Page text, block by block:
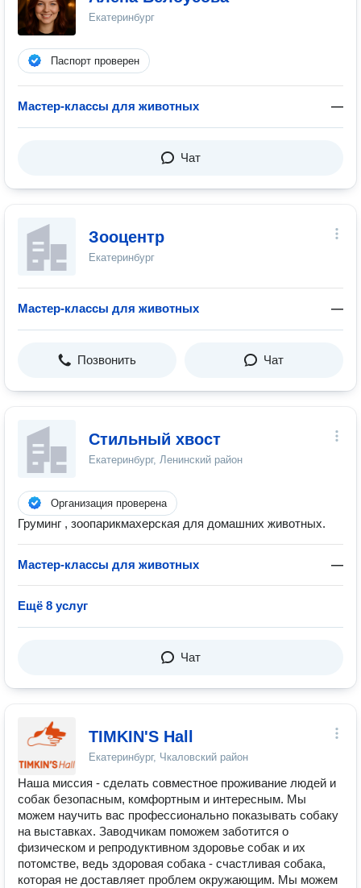
Екатеринбург
Паспорт проверен
Мастер-классы для животных —
Чат
Зооцентр
Екатеринбург
Мастер-классы для животных —
Позвонить Чат
Стильный хвост
Екатеринбург, Ленинский район
Организация проверена
Груминг , зоопарикмахерская для домашних животных.
Мастер-классы для животных —
Ещё 8 услуг
Чат
TIMKIN'S Hall
Екатеринбург, Чкаловский район
Наша миссия - сделать совместное проживание людей и
собак безопасным, комфортным и интересным. Мы
можем научить вас профессионально показывать собаку
на выставках. Заводчикам поможем заботится о
физическом и репродуктивном здоровье собак и их
потомстве, ведь здоровая собака - счастливая собака,
которая не доставляет проблем окружающим. Мы можем